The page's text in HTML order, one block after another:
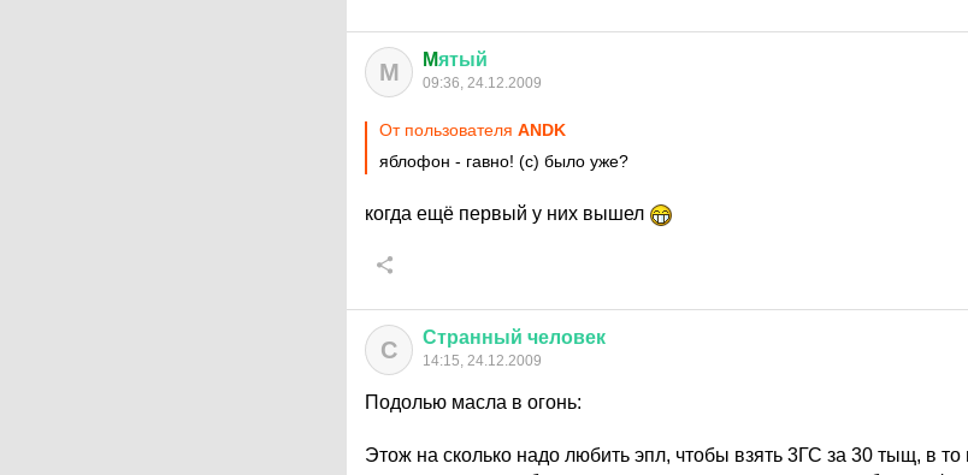
M Mятый
09:36, 24.12.2009
От пользователя ANDK
яблофон - гавно! (с) было уже?
когда ещё первый у них вышел
С Странный человек
14:15, 24.12.2009
Подолью масла в огонь:
Этож на сколько надо любить эпл, чтобы взять 3ГС за 30 тыщ, в